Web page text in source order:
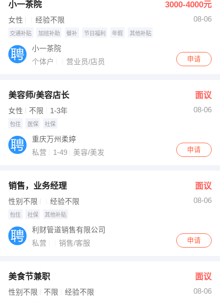
小一茶院 3000-4000元
女性 经验不限 08-06
交通补贴 加班补助 餐补 节日福利 年假 其他补贴
小一茶院
个体户
营业员/店员 申请
美容师/美容店长 面议
女性 不限 1-3年 08-06
包住 医保 社保
重庆万州柔婷
私营
1-49 美容/美发 申请
销售，业务经理 面议
性别不限 经验不限 08-06
包住 社保 其他补贴
利财管道销售有限公司
私营
销售/客服 申请
美食节兼职 面议
性别不限 不限 经验不限
08-06